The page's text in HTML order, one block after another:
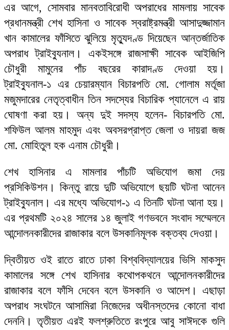
এর আগে, সোমবার মানবতাবিরোধী অপরাধের মামলায় সাবেক
প্রধানমন্ত্রী শেখ হাসিনা ও সাবেক স্বরাষ্ট্রমন্ত্রী আসাদুজ্জামান
খান কামালের ফাঁসিতে ঝুলিয়ে মৃত্যুদণ্ড দিয়েছেন আন্তর্জাতিক
অপরাধ ট্রাইব্যুনাল। একইসঙ্গে রাজসাক্ষী সাবেক আইজিপি
চৌধুরী মামুনের পাঁচ বছরের কারাদণ্ড দেওয়া হয়।
ট্রাইব্যুনাল-১ এর চেয়ারম্যান বিচারপতি মো. গোলাম মর্তূজা
মজুমদারের নেতৃত্বাধীন তিন সদস্যের বিচারিক প্যানেলে এ রায়
ঘোষণা করা হয়। অন্য দুই সদস্য হলেন- বিচারপতি মো.
শফিউল আলম মাহমুদ এবং অবসরপ্রাপ্ত জেলা ও দায়রা জজ
মো. মোহিতুল হক এনাম চৌধুরী।
শেখ হাসিনার এ মামলার পাঁচটি অভিযোগ জমা দেয়
প্রসিকিউশন। কিন্তু রায়ে দুটি অভিযোগে ছয়টি ঘটনা আনেন
ট্রাইব্যুনাল। এর মধ্যে অভিযোগ-১ এ তিনটি ঘটনা আনা হয়।
এর প্রথমটি ২০২৪ সালের ১৪ জুলাই গণভবনে সংবাদ সম্মেলনে
আন্দোলনকারীদের রাজাকার বলে উসকানিমূলক বক্তব্য দেওয়া।
দ্বিতীয়ত ওই রাতে রাতে ঢাকা বিশ্ববিদ্যালয়ের ভিসি মাকসুদ
কামালের সঙ্গে শেখ হাসিনার কথোপকথনে আন্দোলনকারীদের
রাজাকার বলে ফাঁসি দেবেন বলে উসকানি ও আদেশ। এছাড়া
অপরাধ সংঘটনে আসামিরা নিজেদের অধীনস্তদের কোনো বাধা
দেননি। তৃতীয়ত এরই ফলশ্রুতিতে রংপুরে আবু সাঈদকে গুলি